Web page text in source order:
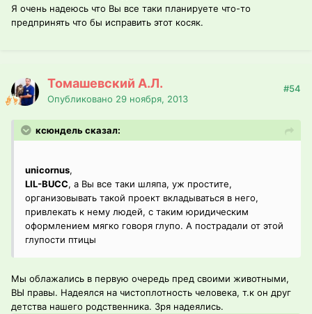
Я очень надеюсь что Вы все таки планируете что-то
предпринять что бы исправить этот косяк.
Томашевский А.Л.
Опубликовано 29 ноября, 2013
#54
ксюндель сказал:
unicornus,
LIL-BUCC, а Вы все таки шляпа, уж простите,
организовывать такой проект вкладываться в него,
привлекать к нему людей, с таким юридическим
оформлением мягко говоря глупо. А пострадали от этой
глупости птицы
Мы облажались в первую очередь пред своими животными,
ВЫ правы. Надеялся на чистоплотность человека, т.к он друг
детства нашего родственника. Зря надеялись.